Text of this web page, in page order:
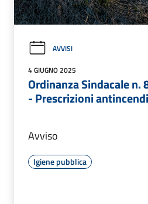
AVVISI
4 GIUGNO 2025
Ordinanza Sindacale
- Prescrizioni
Avviso
Igiene pubblica